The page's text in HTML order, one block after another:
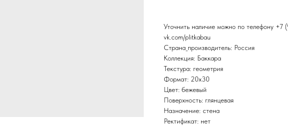
Уточнить наличие можно по телефону +7
vk.com/plitkabau
Страна_производитель: Россия
Коллекция: Баккара
Текстура: геометрия
Формат: 20x30
Цвет: бежевый
Поверхность: глянцевая
Назначение: стена
Ректификат: нет